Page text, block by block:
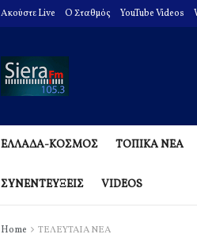
Ακούστε Live O Σταθμός YouTube Videos
ΕΛΛΑΔΑ-ΚΟΣΜΟΣ ΤΟΠΙΚΑ ΝΕΑ
ΣΥΝΕΝΤΕΥΞΕΙΣ VIDEOS
Home ΤΕΛΕΥΤΑΙΑ ΝΕΑ